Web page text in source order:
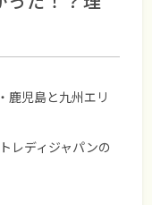
鹿児島と九州エリ
レディジャパンの